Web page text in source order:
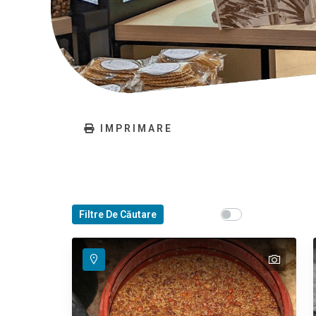
IMPRIMARE
Filtre De Căutare Show map on mouse
text